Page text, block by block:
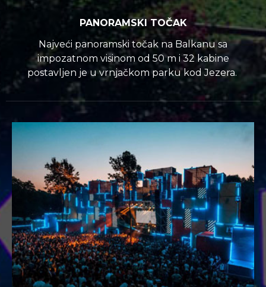
PANORAMSKI TOČAK
Najveći panoramski točak na Balkanu sa
impozatnom visinom od 50 m i 32 kabine
postavljen je u vrnjačkom parku kod Jezera.